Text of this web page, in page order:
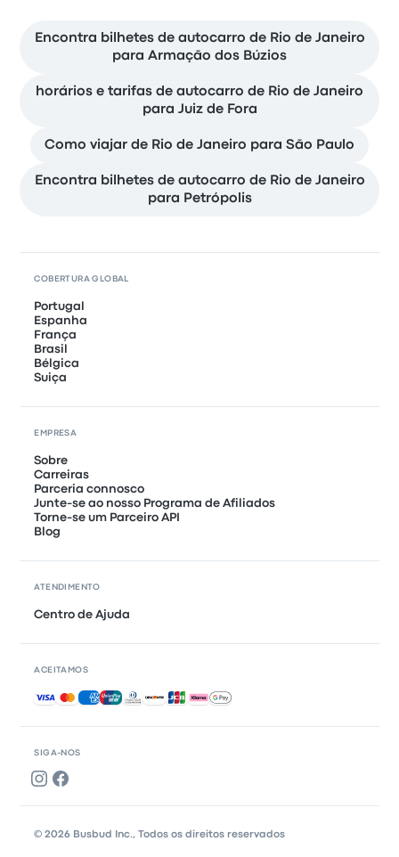
Encontra bilhetes de autocarro de Rio de Janeiro
para Armação dos Búzios
horários e tarifas de autocarro de Rio de Janeiro
para Juiz de Fora
Como viajar de Rio de Janeiro para São Paulo
Encontra bilhetes de autocarro de Rio de Janeiro
para Petrópolis
SIGA-NOS
COBERTURA GLOBAL
Portugal
Espanha
França
Brasil
Bélgica
Suiça
EMPRESA
Sobre
Carreiras
Parceria connosco
Junte-se ao nosso Programa de Afiliados
Torne-se um Parceiro API
Blog
ATENDIMENTO
Centro de Ajuda
ACEITAMOS
Pagamentos aceites
© 2026 Busbud Inc., Todos os direitos reservados